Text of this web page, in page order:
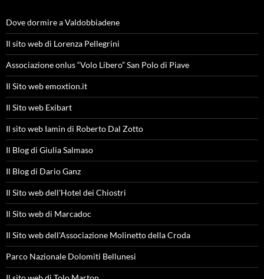
Dove dormire a Valdobbiadene
Il sito web di Lorenza Pellegrini
Associazione onlus “Volo Libero” San Polo di Piave
Il Sito web emoxtion.it
Il Sito web Exibart
Il sito web Iamin di Roberto Dal Zotto
Il Blog di Giulia Salmaso
Il Blog di Dario Ganz
Il Sito web dell'Hotel dei Chiostri
Il Sito web di Marcadoc
Il Sito web dell'Associazione Molinetto della Croda
Parco Nazionale Dolomiti Bellunesi